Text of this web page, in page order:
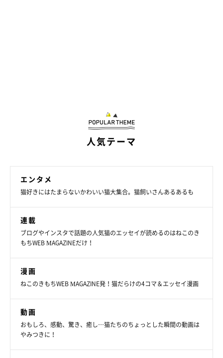
人気テーマ
エンタメ
猫好きにはたまらないかわいい猫大集合。猫飼いさんあるあるも
連載
ブログやインスタで話題の人気猫のエッセイが読めるのはねこのき
もちWEB MAGAZINEだけ！
漫画
ねこのきもちWEB MAGAZINE発！猫だらけの4コマ＆エッセイ漫画
動画
おもしろ、感動、驚き、癒し…猫たちのちょっとした瞬間の動画は
やみつきに！